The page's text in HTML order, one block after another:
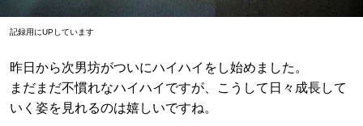
記録用にUPしています
昨日から次男坊がついにハイハイをし始めました。
まだまだ不慣れなハイハイですが、こうして日々成長して
いく姿を見れるのは嬉しいですね。